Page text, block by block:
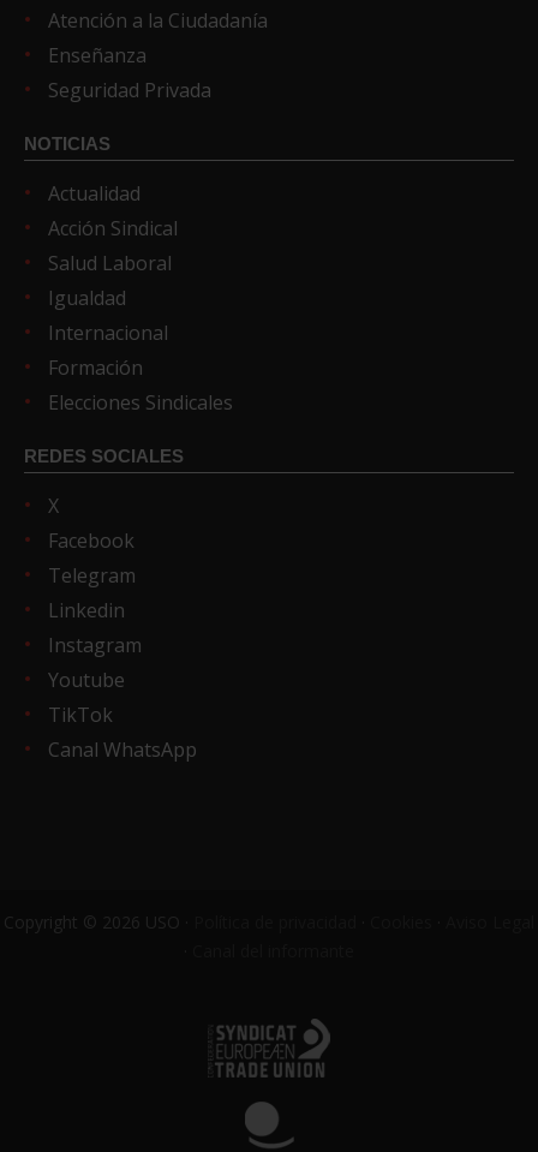
Atención a la Ciudadanía
Enseñanza
Seguridad Privada
NOTICIAS
Actualidad
Acción Sindical
Salud Laboral
Igualdad
Internacional
Formación
Elecciones Sindicales
REDES SOCIALES
X
Facebook
Telegram
Linkedin
Instagram
Youtube
TikTok
Canal WhatsApp
Copyright © 2026 USO ·